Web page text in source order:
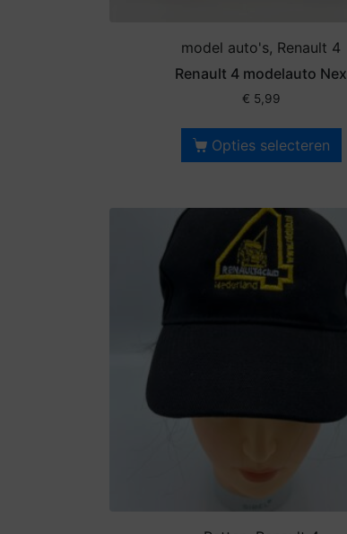
model auto's, Renault 4
Renault 4 modelauto Nex
€ 5,99
Opties selecteren